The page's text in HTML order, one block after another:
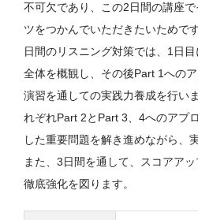
不可欠であり、この2日間の講座
ツをつかんでいただきたいためで
日間のリスニング対策では、1日
全体を概観し、その後Part 1への
演習を通しての実践力養成を行い
れぞれPart 2とPart 3、4へのアプ
した重要問題を解き進めながら、
また、3日間を通して、スコアア
徹底強化を図ります。